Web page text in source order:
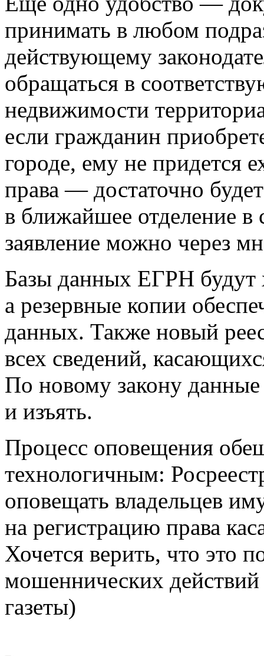
принимать в любом
действующему
обращаться в
недвижимости
если гражданин
городе, ему не придется
права — достаточно
в ближайшее отделение в
заявление можно через
Базы данных ЕГРН будут
а резервные копии
данных. Также новый
всех сведений,
По новому закону данные
и изъять.
Процесс оповещения
технологичным:
оповещать владельцев
на регистрацию права
Хочется верить, что это
мошеннических
газеты)